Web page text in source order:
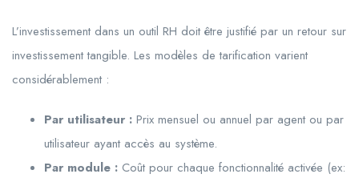
L’investissement dans un outil RH doit être justifié par un retour sur
investissement tangible. Les modèles de tarification varient
considérablement :
Par utilisateur : Prix mensuel ou annuel par agent ou par
utilisateur ayant accès au système.
Par module : Coût pour chaque fonctionnalité activée (ex: